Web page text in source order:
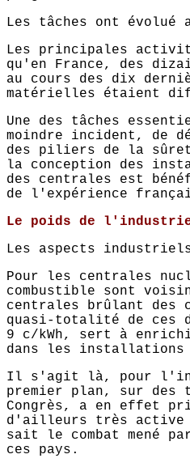
Les tâches ont
Les principales
qu'en France, des
au cours des dix
matérielles étaient
Une des tâches
moindre incident, de
des piliers de la
la conception des
des centrales est
de l'expérience
Le poids de
Les aspects
Pour les centrales
combustible sont
centrales brûlant des
quasi-totalité de ces
9 c/kWh, sert à
dans les installations
Il s'agit là, pour
premier plan, sur des
Congrès, a en effet
d'ailleurs très active
sait le combat mené
ces pays.